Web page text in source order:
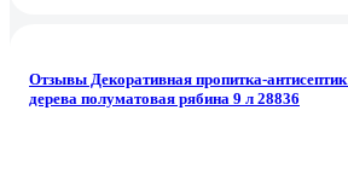
Отзывы Декоративная пропитка-
дерева полуматовая рябина 9 л 28836